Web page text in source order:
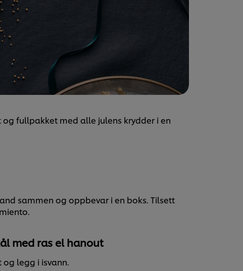
fullpakket med alle julens krydder i en
sammen og oppbevar i en boks. Tilsett
med ras el hanout
legg i isvann.